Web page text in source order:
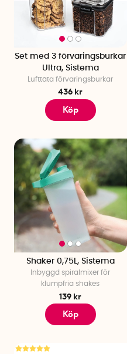
Set med 3 förvaringsburkar
Ultra, Sistema
Lufttäta förvaringsburkar
436 kr
Köp
Shaker 0,75L, Sistema
Inbyggd spiralmixer för
klumpfria shakes
139 kr
Köp